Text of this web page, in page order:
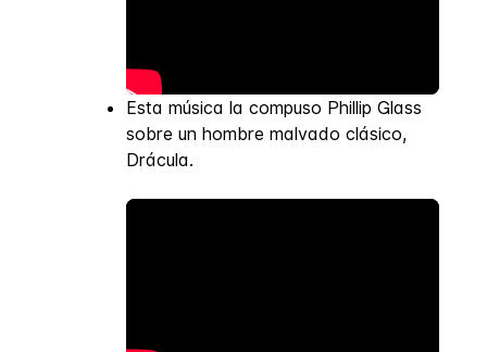
Esta música la compuso Phillip Glass
sobre un hombre malvado clásico,
Drácula.